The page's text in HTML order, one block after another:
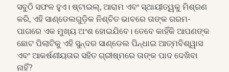
ସବୁଠି ସଫଳ ହୁଏ। ଷ୍ଟାଇଲ୍, ଆରାମ ଏବଂ ସ୍ଥାୟୀତ୍ୱକୁ ମିଶ୍ରଣ
କରି, ଏହି ସାଣ୍ଡେଲଗୁଡ଼ିକ ନିଶ୍ଚିତ ଭାବରେ ତାଙ୍କ ଗରମ-
ପାଗରେ ଏକ ମୁଖ୍ୟ ଅଂଶ ହୋଇଯିବେ। ତେବେ କାହିଁକି ଆପଣଙ୍କ
ଛୋଟ ପିଲାଟିକୁ ଏହି ସୁନ୍ଦର ସାଣ୍ଡେଲ ପିନ୍ଧାଇ ଆତ୍ମବିଶ୍ୱାସ
ଏବଂ ଆକର୍ଷଣୀୟତାର ସହିତ ଗ୍ରୀଷ୍ମରେ ତାଙ୍କ ପାଦ ଦେଖିବା
ନାହିଁ?